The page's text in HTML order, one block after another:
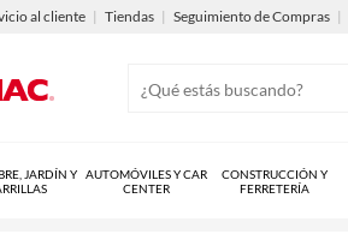
al cliente | Tiendas | Seguimiento de Compras |
JARDÍN Y
AUTOMÓVILES Y CAR
CENTER
CONSTRUCCIÓN Y
FERRETERÍA